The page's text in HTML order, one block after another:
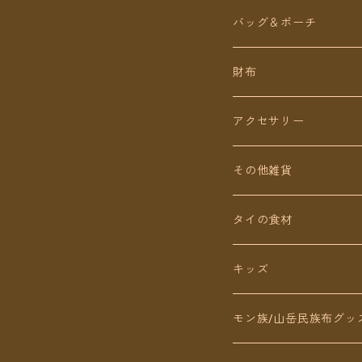
ロング丈
ミディアム丈
ショート丈
Baby&Kids
ワンピース
パンツ
スカート
キッズ
バッグ＆ポーチ
財布
アクセサリー
ピアス（イヤリング）
ネックレス
リング
ブレスレット
その他雑貨
タイの食材
キッズ
モン族/山岳民族布グッ